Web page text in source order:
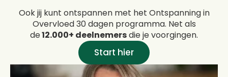
Ook jij kunt ontspannen met het Ontspanning in
Overvloed 30 dagen programma. Net als
de12.000+ deelnemersdie je voorgingen.
Start hier